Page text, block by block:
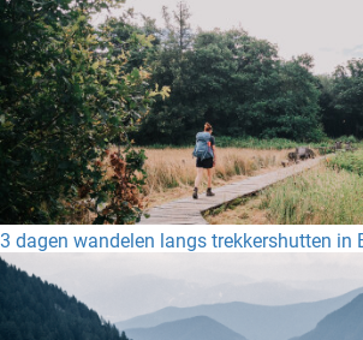
3 dagen wandelen langs trekkershutten in